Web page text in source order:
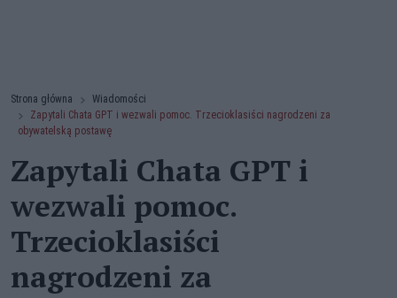
Strona główna
Wiadomości
Zapytali Chata GPT i wezwali pomoc. Trzecioklasiści nagrodzeni za
obywatelską postawę
Zapytali Chata GPT i
wezwali pomoc.
Trzecioklasiści
nagrodzeni za